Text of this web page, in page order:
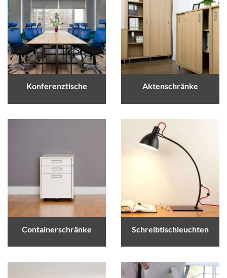
Konferenztische Aktenschränke
Containerschränke Schreibtischleuchten